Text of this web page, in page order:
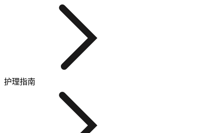
护理指南